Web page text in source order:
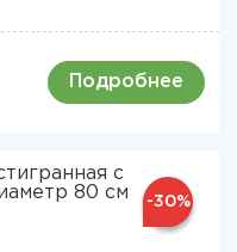
Подробнее
-30%